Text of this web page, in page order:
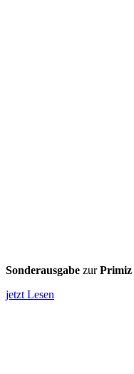
Sonderausgabe zurPrimiz
jetzt Lesen